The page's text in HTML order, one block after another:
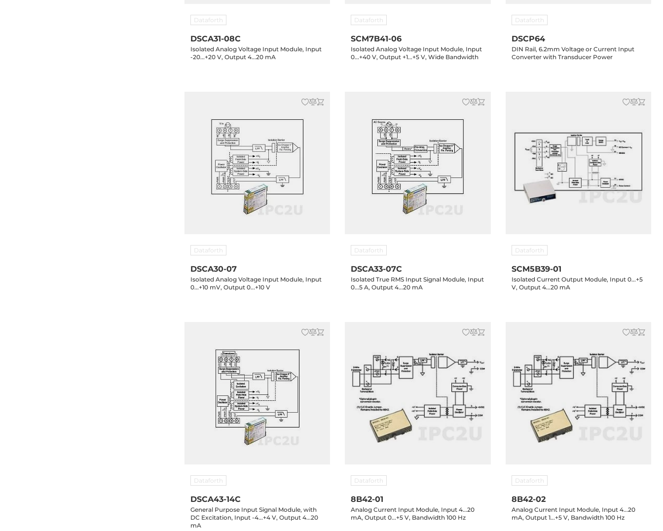
Dataforth
DSCA31-08C
Isolated Analog Voltage Input Module, Input
-20...+20 V, Output 4...20 mA
Dataforth
SCM7B41-06
Isolated Analog Voltage Input Module, Input
0...+40 V, Output +1...+5 V, Wide Bandwidth
Dataforth
DSCP64
DIN Rail, 6.2mm Voltage or Current Input
Converter with Transducer Power
Dataforth
DSCA30-07
Isolated Analog Voltage Input Module, Input
0...+10 mV, Output 0...+10 V
Dataforth
DSCA33-07C
Isolated True RMS Input Signal Module, Input
0...5 A, Output 4...20 mA
Dataforth
SCM5B39-01
Isolated Current Output Module, Input 0...+5
V, Output 4...20 mA
Dataforth
DSCA43-14C
General Purpose Input Signal Module, with
DC Excitation, Input -4...+4 V, Output 4...20
mA
Dataforth
8B42-01
Analog Current Input Module, Input 4...20
mA, Output 0...+5 V, Bandwidth 100 Hz
Dataforth
8B42-02
Analog Current Input Module, Input 4...20
mA, Output 1...+5 V, Bandwidth 100 Hz